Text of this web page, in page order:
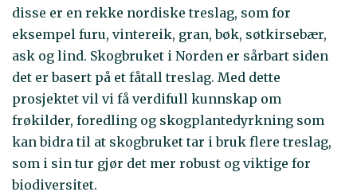
disse er en rekke nordiske treslag, som for
eksempel furu, vintereik, gran, bøk, søtkirsebær,
ask og lind. Skogbruket i Norden er sårbart siden
det er basert på et fåtall treslag. Med dette
prosjektet vil vi få verdifull kunnskap om
frøkilder, foredling og skogplantedyrkning som
kan bidra til at skogbruket tar i bruk flere treslag,
som i sin tur gjør det mer robust og viktige for
biodiversitet.